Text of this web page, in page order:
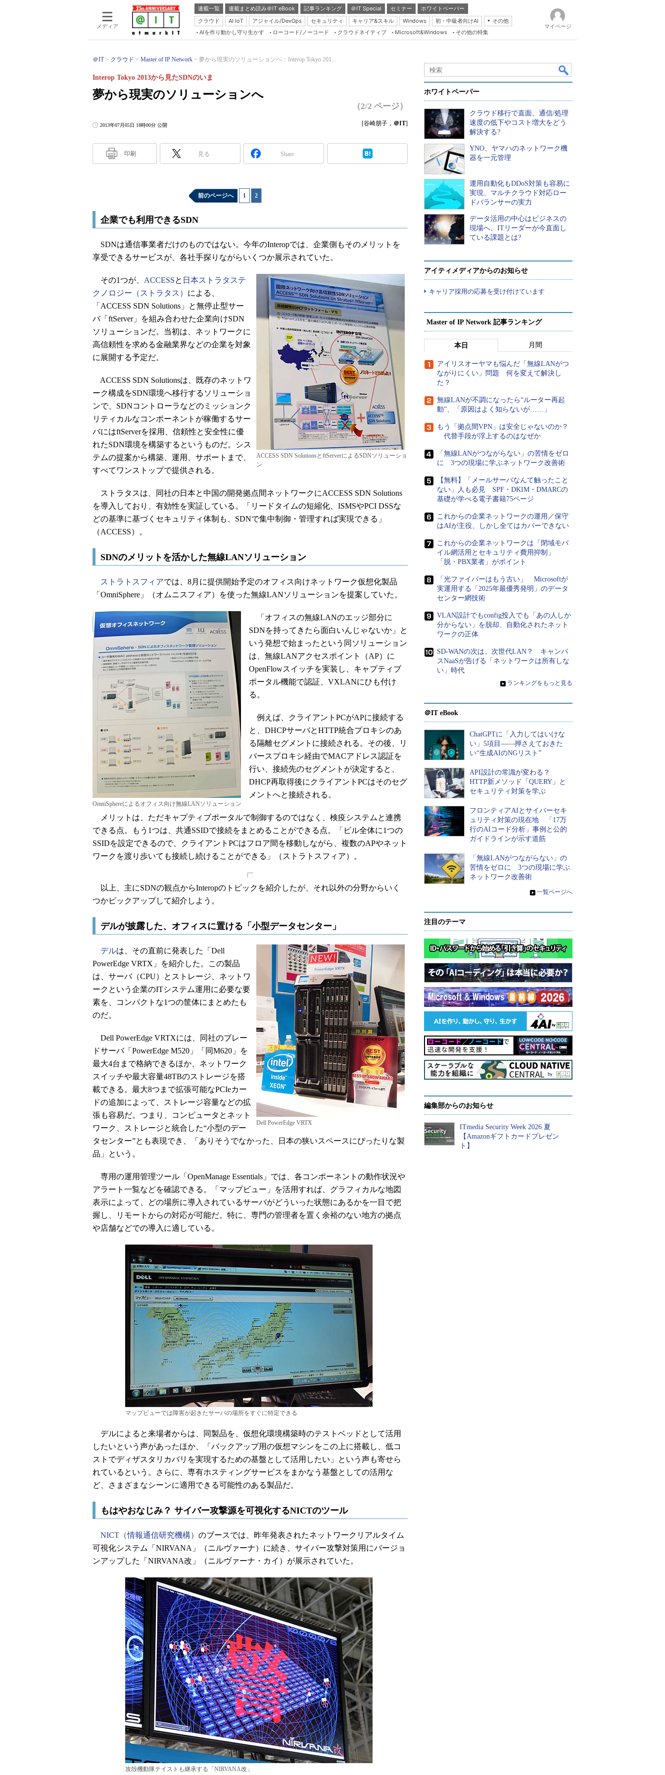
メディア
連載一覧 連載まとめ読み＠IT eBook 記事ランキング ＠IT Special セミナー
ホワイトペーパー
クラウド
AI IoT アジャイル/DevOps セキュリティ キャリア&スキル Windows 初・中級者向けAI
その他
Server & Storage
Database Expert
Master of IP Network
Security & Trust
AIを作り動かし守り生かす ローコード/ノーコード クラウドネイティブ Microsoft&Windows その他の特集
マイページ
＠IT クラウド Master of IP Network 夢から現実のソリューションへ：Interop Tokyo 201...
夢から現実のソリューションへ
Interop Tokyo 2013から見たSDNのいま
（2/2 ページ）
2013年07月05日 18時00分 公開 [谷崎朋子， ＠IT]
印刷 見る Share
前のページへ 1 2
企業でも利用できるSDN
SDNは通信事業者だけのものではない。今年のInteropでは、企業側もそのメリットを
享受できるサービスが、各社手探りながらいくつか展示されていた。
ACCESS SDN SolutionsとftServerによるSDNソリューショ
ン
その1つが、 ACCESSと 日本ストラタステ
クノロジー（ストラタス） による、
「ACCESS SDN Solutions」と無停止型サー
バ「ftServer」を組み合わせた企業向けSDN
ソリューションだ。当初は、ネットワークに
高信頼性を求める金融業界などの企業を対象
に展開する予定だ。
ACCESS SDN Solutionsは、既存のネットワ
ーク構成をSDN環境へ移行するソリューショ
ンで、SDNコントローラなどのミッションク
リティカルなコンポーネントが稼働するサー
バにはftServerを採用、信頼性と安全性に優
れたSDN環境を構築するというものだ。シス
テムの提案から構築、運用、サポートまで、
すべてワンストップで提供される。
ストラタスは、同社の日本と中国の開発拠点間ネットワークにACCESS SDN Solutions
を導入しており、有効性を実証している。「リードタイムの短縮化、ISMSやPCI DSSな
どの基準に基づくセキュリティ体制も、SDNで集中制御・管理すれば実現できる」
（ACCESS）。
SDNのメリットを活かした無線LANソリューション
ストラトスフィアでは、8月に提供開始予定のオフィス向けネットワーク仮想化製品
「OmniSphere」（オムニスフィア）を使った無線LANソリューションを提案していた。
OmniSphereによるオフィス向け無線LANソリューション
「オフィスの無線LANのエッジ部分に
SDNを持ってきたら面白いんじゃないか」と
いう発想で始まったという同ソリューション
は、無線LANアクセスポイント（AP）に
OpenFlowスイッチを実装し、キャプティブ
ポータル機能で認証、VXLANにひも付け
る。
例えば、クライアントPCがAPに接続する
と、DHCPサーバとHTTP統合プロキシのあ
る隔離セグメントに接続される。その後、リ
バースプロキシ経由でMACアドレス認証を
行い、接続先のセグメントが決定すると、
DHCP再取得後にクライアントPCはそのセグ
メントへと接続される。
メリットは、ただキャプティブポータルで制御するのではなく、検疫システムと連携
できる点。もう1つは、共通SSIDで接続をまとめることができる点。「ビル全体に1つの
SSIDを設定できるので、クライアントPCはフロア間を移動しながら、複数のAPやネット
ワークを渡り歩いても接続し続けることができる」（ストラトスフィア）。
以上、主にSDNの観点からInteropのトピックを紹介したが、それ以外の分野からいく
つかピックアップして紹介しよう。
デルが披露した、オフィスに置ける「小型データセンター」
Dell PowerEdge VRTX
デルは、その直前に発表した「Dell
PowerEdge VRTX」を紹介した。この製品
は、サーバ（CPU）とストレージ、ネットワ
ークという企業のITシステム運用に必要な要
素を、コンパクトな1つの筐体にまとめたも
のだ。
Dell PowerEdge VRTXには、同社のブレー
ドサーバ「PowerEdge M520」「同M620」を
最大4台まで格納できるほか、ネットワーク
スイッチや最大容量48TBのストレージを搭
載できる。最大8つまで拡張可能なPCIeカー
ドの追加によって、ストレージ容量などの拡
張も容易だ。つまり、コンピュータとネット
ワーク、ストレージと統合した“小型のデー
タセンター”とも表現でき、「ありそうでなかった、日本の狭いスペースにぴったりな製
品」という。
専用の運用管理ツール「OpenManage Essentials」では、各コンポーネントの動作状況や
アラート一覧などを確認できる。「マップビュー」を活用すれば、グラフィカルな地図
表示によって、どの場所に導入されているサーバがどういった状態にあるかを一目で把
握し、リモートからの対応が可能だ。特に、専門の管理者を置く余裕のない地方の拠点
や店舗などでの導入に適している。
マップビューでは障害が起きたサーバの場所をすぐに特定できる
デルによると来場者からは、同製品を、仮想化環境構築時のテストベッドとして活用
したいという声があったほか、「バックアップ用の仮想マシンをこの上に搭載し、低コ
ストでディザスタリカバリを実現するための基盤として活用したい」という声も寄せら
れているという。さらに、専有ホスティングサービスをまかなう基盤としての活用な
ど、さまざまなシーンに適用できる可能性のある製品だ。
もはやおなじみ？ サイバー攻撃源を可視化するNICTのツール
NICT（情報通信研究機構） のブースでは、昨年発表されたネットワークリアルタイム
可視化システム「NIRVANA」（ニルヴァーナ）に続き、サイバー攻撃対策用にバージョ
ンアップした「NIRVANA改」（ニルヴァーナ・カイ）が展示されていた。
攻殻機動隊テイストも継承する「NIRVANA改」
ホワイトペーパー
クラウド移行で直面、通信/処理
速度の低下やコスト増大をどう
解決する?
YNO、ヤマハのネットワーク機
器を一元管理
運用自動化もDDoS対策も容易に
実現、マルチクラウド対応ロー
ドバランサーの実力
データ活用の中心はビジネスの
現場へ、ITリーダーが今直面し
ている課題とは?
アイティメディアからのお知らせ
キャリア採用の応募を受け付けています
Master of IP Network 記事ランキング
本日 月間
アイリスオーヤマも悩んだ「無線LANがつ
ながりにくい」問題 何を変えて解決し
た？
無線LANが不調になったら“ルーター再起
動”、「原因はよく知らないが……」
もう「拠点間VPN」は安全じゃないのか？
代替手段が浮上するのはなぜか
「無線LANがつながらない」の苦情をゼロ
に 3つの現場に学ぶネットワーク改善術
【無料】「メールサーバなんて触ったこと
ない」人も必見 SPF・DKIM・DMARCの
基礎が学べる電子書籍75ページ
これからの企業ネットワークの運用／保守
はAIが主役、しかし全てはカバーできない
これからの企業ネットワークは「閉域モバ
イル網活用とセキュリティ費用抑制」
「脱・PBX業者」がポイント
「光ファイバーはもう古い」 Microsoftが
実運用する「2025年最優秀発明」のデータ
センター網技術
VLAN設計でもconfig投入でも「あの人しか
分からない」を脱却、自動化されたネット
ワークの正体
SD-WANの次は、次世代LAN？ キャンパ
スNaaSが告げる「ネットワークは所有しな
い」時代
» ランキングをもっと見る
＠IT eBook
ChatGPTに「入力してはいけな
い」5項目――押さえておきた
い“生成AIのNGリスト”
API設計の常識が変わる？
HTTP新メソッド「QUERY」と
セキュリティ対策を学ぶ
フロンティアAIとサイバーセキ
ュリティ対策の現在地 「17万
行のAIコード分析」事例と公的
ガイドラインが示す道筋
「無線LANがつながらない」の
苦情をゼロに 3つの現場に学ぶ
ネットワーク改善術
» 一覧ページへ
注目のテーマ
編集部からのお知らせ
ITmedia Security Week 2026 夏
【Amazonギフトカードプレゼン
ト】